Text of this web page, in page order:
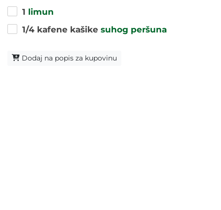
1 limun
1/4 kafene kašike suhog peršuna
Dodaj na popis za kupovinu